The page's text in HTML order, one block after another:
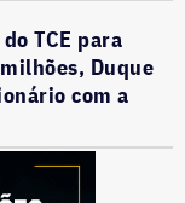
TCE para
Duque
com a